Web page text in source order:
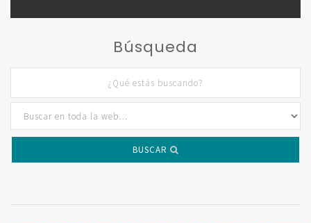
Búsqueda
BUSCAR